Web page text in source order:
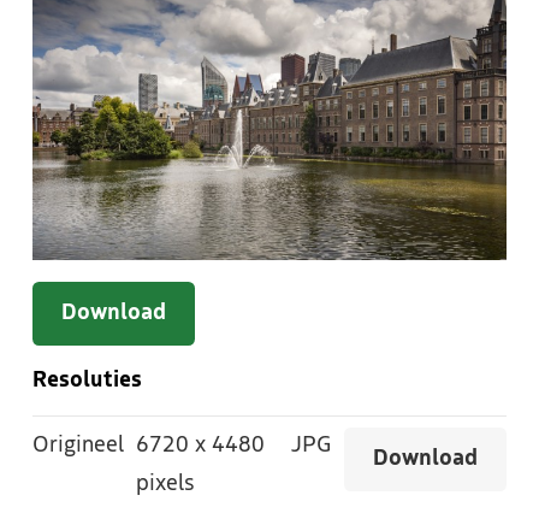
Download
Resoluties
Origineel 6720 x 4480
pixels
JPG
Download